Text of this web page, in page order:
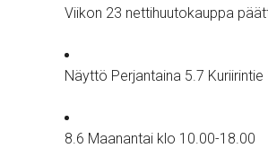
Viikon 23 nettihuutokauppa
Näyttö Perjantaina 5.7
8.6 Maanantai klo 10.00-18.00